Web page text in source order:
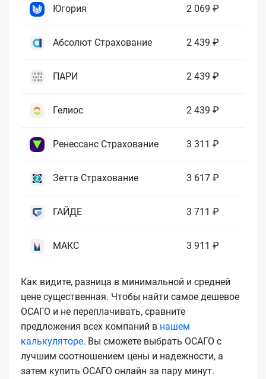
Югория 2 069 ₽
Абсолют Страхование 2 439 ₽
ПАРИ 2 439 ₽
Гелиос 2 439 ₽
Ренессанс Страхование 3 311 ₽
Зетта Страхование 3 617 ₽
ГАЙДЕ 3 711 ₽
МАКС 3 911 ₽
Как видите, разница в минимальной и средней
цене существенная. Чтобы найти самое дешевое
ОСАГО и не переплачивать, сравните
предложения всех компаний в нашем
калькуляторе. Вы сможете выбрать ОСАГО с
лучшим соотношением цены и надежности, а
затем купить ОСАГО онлайн за пару минут.